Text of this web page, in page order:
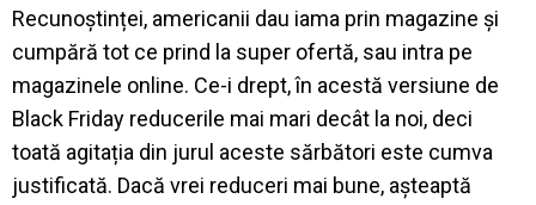
Recunoștinței, americanii dau iama prin magazine și
cumpără tot ce prind la super ofertă, sau intra pe
magazinele online. Ce-i drept, în acestă versiune de
Black Friday reducerile mai mari decât la noi, deci
toată agitația din jurul aceste sărbători este cumva
justificată. Dacă vrei reduceri mai bune, așteaptă